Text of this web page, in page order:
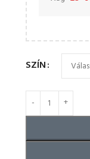
SZÍN